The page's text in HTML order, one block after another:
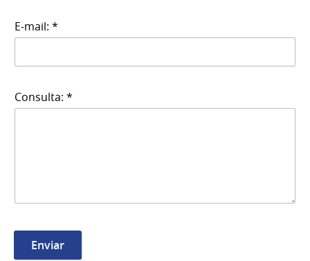
E-mail: *
Consulta: *